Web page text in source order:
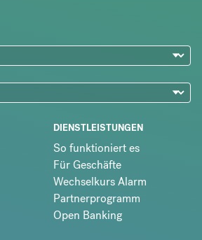
DIENSTLEISTUNGEN
So funktioniert es
Für Geschäfte
Wechselkurs Alarm
Partnerprogramm
Open Banking